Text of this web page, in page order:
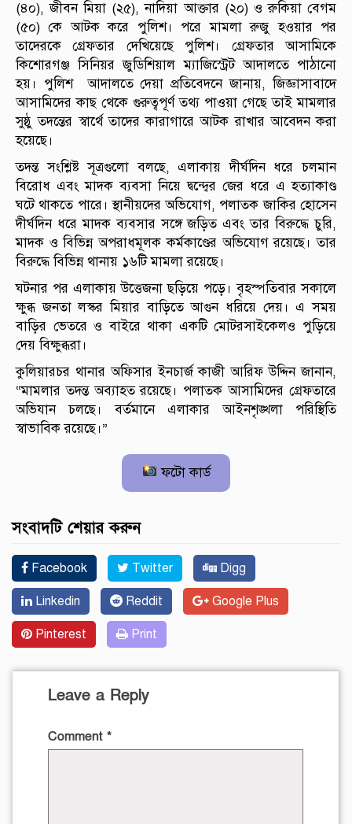
(৪০), জীবন মিয়া (২৫), নাদিয়া আক্তার (২০) ও রুকিয়া বেগম
(৫০) কে আটক করে পুলিশ। পরে মামলা রুজু হওয়ার পর
তাদেরকে গ্রেফতার দেখিয়েছে পুলিশ। গ্রেফতার আসামিকে
কিশোরগঞ্জ সিনিয়র জুডিশিয়াল ম্যাজিস্ট্রেট আদালতে পাঠানো
হয়। পুলিশ আদালতে দেয়া প্রতিবেদনে জানায়, জিজ্ঞাসাবাদে
আসামিদের কাছ থেকে গুরুত্বপূর্ণ তথ্য পাওয়া গেছে তাই মামলার
সুষ্ঠু তদন্তের স্বার্থে তাদের কারাগারে আটক রাখার আবেদন করা
হয়েছে।
তদন্ত সংশ্লিষ্ট সূত্রগুলো বলছে, এলাকায় দীর্ঘদিন ধরে চলমান
বিরোধ এবং মাদক ব্যবসা নিয়ে দ্বন্দ্বের জের ধরে এ হত্যাকাণ্ড
ঘটে থাকতে পারে। স্থানীয়দের অভিযোগ, পলাতক জাকির হোসেন
দীর্ঘদিন ধরে মাদক ব্যবসার সঙ্গে জড়িত এবং তার বিরুদ্ধে চুরি,
মাদক ও বিভিন্ন অপরাধমূলক কর্মকাণ্ডের অভিযোগ রয়েছে। তার
বিরুদ্ধে বিভিন্ন থানায় ১৬টি মামলা রয়েছে।
ঘটনার পর এলাকায় উত্তেজনা ছড়িয়ে পড়ে। বৃহস্পতিবার সকালে
ক্ষুব্ধ জনতা লস্কর মিয়ার বাড়িতে আগুন ধরিয়ে দেয়। এ সময়
বাড়ির ভেতরে ও বাইরে থাকা একটি মোটরসাইকেলও পুড়িয়ে
দেয় বিক্ষুব্ধরা।
কুলিয়ারচর থানার অফিসার ইনচার্জ কাজী আরিফ উদ্দিন জানান,
“মামলার তদন্ত অব্যাহত রয়েছে। পলাতক আসামিদের গ্রেফতারে
অভিযান চলছে। বর্তমানে এলাকার আইনশৃঙ্খলা পরিস্থিতি
স্বাভাবিক রয়েছে।”
ফটো কার্ড
সংবাদটি শেয়ার করুন
Facebook Twitter Digg
Linkedin Reddit Google Plus
Pinterest Print
Leave a Reply
Comment *